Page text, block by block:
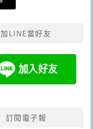
加LINE當好友
訂閱電子報